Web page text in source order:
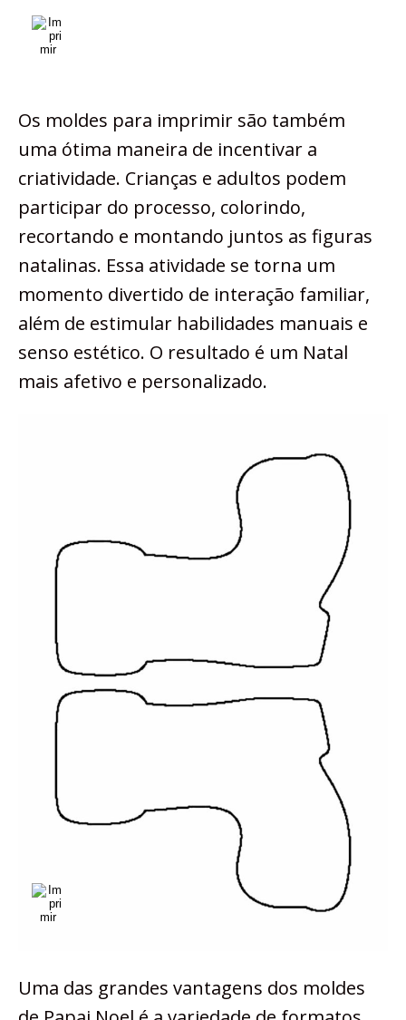
Os moldes para imprimir são também
uma ótima maneira de incentivar a
criatividade. Crianças e adultos podem
participar do processo, colorindo,
recortando e montando juntos as figuras
natalinas. Essa atividade se torna um
momento divertido de interação familiar,
além de estimular habilidades manuais e
senso estético. O resultado é um Natal
mais afetivo e personalizado.
Uma das grandes vantagens dos moldes